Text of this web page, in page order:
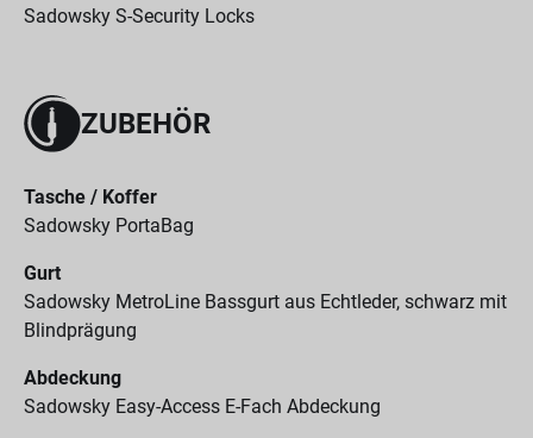
Sadowsky S-Security Locks
ZUBEHÖR
Tasche / Koffer
Sadowsky PortaBag
Gurt
Sadowsky MetroLine Bassgurt aus Echtleder, schwarz mit
Blindprägung
Abdeckung
Sadowsky Easy-Access E-Fach Abdeckung